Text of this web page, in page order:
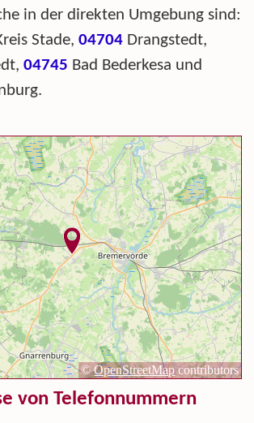
in der direkten Umgebung sind:
Stade,04704 Drangstedt,
04745 Bad Bederkesa und
von Telefonnummern